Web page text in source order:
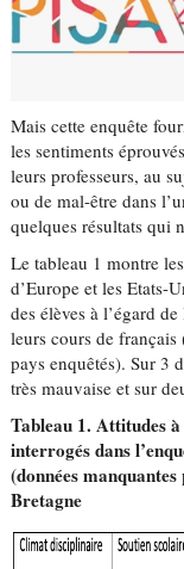
Mais cette enquête
les sentiments
leurs professeurs, au
ou de mal-être dans
quelques résultats qui
Le tableau 1 montre
d’Europe et les Etats-
des élèves à l’égard
leurs cours de
pays enquêtés). Sur 3
très mauvaise et sur
Tableau 1. Attitudes à
interrogés dans
(données
Bretagne